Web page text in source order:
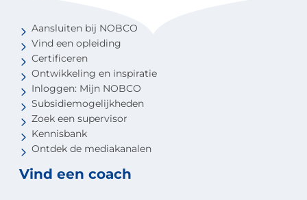
Aansluiten bij NOBCO
Vind een opleiding
Certificeren
Ontwikkeling en inspiratie
Inloggen: Mijn NOBCO
Subsidiemogelijkheden
Zoek een supervisor
Kennisbank
Ontdek de mediakanalen
Vind een coach